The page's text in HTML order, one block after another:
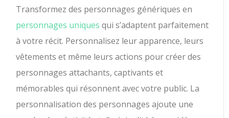
Transformez des personnages génériques en
personnages uniques qui s’adaptent parfaitement
à votre récit. Personnalisez leur apparence, leurs
vêtements et même leurs actions pour créer des
personnages attachants, captivants et
mémorables qui résonnent avec votre public. La
personnalisation des personnages ajoute une